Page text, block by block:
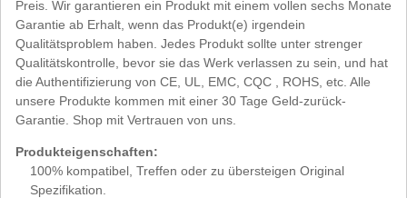
Preis. Wir garantieren ein Produkt mit einem vollen sechs Monate
Garantie ab Erhalt, wenn das Produkt(e) irgendein
Qualitätsproblem haben. Jedes Produkt sollte unter strenger
Qualitätskontrolle, bevor sie das Werk verlassen zu sein, und hat
die Authentifizierung von CE, UL, EMC, CQC , ROHS, etc. Alle
unsere Produkte kommen mit einer 30 Tage Geld-zurück-
Garantie. Shop mit Vertrauen von uns.
Produkteigenschaften:
100% kompatibel, Treffen oder zu übersteigen Original
Spezifikation.